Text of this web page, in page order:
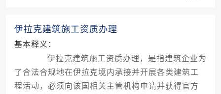
伊拉克建筑施工资质办理
基本释义：
伊拉克建筑施工资质办理，是指建筑企业为
了合法合规地在伊拉克境内承接并开展各类建筑工
程活动，必须向该国相关主管机构申请并获得官方